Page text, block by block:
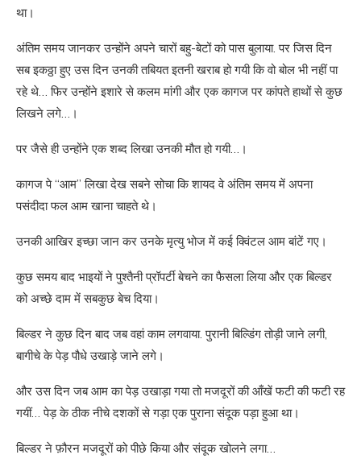
था।
अंतिम समय जानकर उन्होंने अपने चारों बहु-बेटों को पास बुलाया. पर जिस दिन
सब इकठ्ठा हुए उस दिन उनकी तबियत इतनी खराब हो गयी कि वो बोल भी नहीं पा
रहे थे… फिर उन्होंने इशारे से कलम मांगी और एक कागज पर कांपते हाथों से कुछ
लिखने लगे…।
पर जैसे ही उन्होंने एक शब्द लिखा उनकी मौत हो गयी…।
कागज पे “आम” लिखा देख सबने सोचा कि शायद वे अंतिम समय में अपना
पसंदीदा फल आम खाना चाहते थे।
उनकी आखिर इच्छा जान कर उनके मृत्यु भोज में कई क्विंटल आम बांटें गए।
कुछ समय बाद भाइयों ने पुश्तैनी प्रॉपर्टी बेचने का फैसला लिया और एक बिल्डर
को अच्छे दाम में सबकुछ बेच दिया।
बिल्डर ने कुछ दिन बाद जब वहां काम लगवाया. पुरानी बिल्डिंग तोड़ी जाने लगी,
बागीचे के पेड़ पौधे उखाड़े जाने लगे।
और उस दिन जब आम का पेड़ उखाड़ा गया तो मजदूरों की आँखें फटी की फटी रह
गयीं… पेड़ के ठीक नीचे दशकों से गड़ा एक पुराना संदूक पड़ा हुआ था।
बिल्डर ने फ़ौरन मजदूरों को पीछे किया और संदूक खोलने लगा…